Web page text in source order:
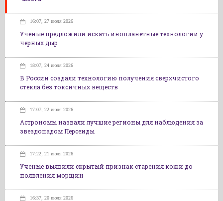
16:07, 27 июля 2026
Ученые предложили искать инопланетные технологии у
черных дыр
18:07, 24 июля 2026
В России создали технологию получения сверхчистого
стекла без токсичных веществ
17:07, 22 июля 2026
Астрономы назвали лучшие регионы для наблюдения за
звездопадом Персеиды
17:22, 21 июля 2026
Ученые выявили скрытый признак старения кожи до
появления морщин
16:37, 20 июля 2026